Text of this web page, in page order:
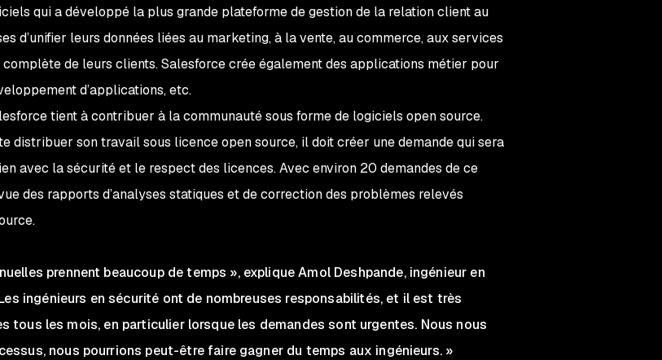
qui a développé la plus grande plateforme de gestion de la relation client au
d’unifier leurs données liées au marketing, à la vente, au commerce, aux services
complète de leurs clients. Salesforce crée également des applications métier pour
d’applications, etc.
tient à contribuer à la communauté sous forme de logiciels open source.
distribuer son travail sous licence open source, il doit créer une demande qui sera
avec la sécurité et le respect des licences. Avec environ 20 demandes de ce
des rapports d’analyses statiques et de correction des problèmes relevés
prennent beaucoup de temps », explique Amol Deshpande, ingénieur en
ingénieurs en sécurité ont de nombreuses responsabilités, et il est très
tous les mois, en particulier lorsque les demandes sont urgentes. Nous nous
nous pourrions peut-être faire gagner du temps aux ingénieurs. »